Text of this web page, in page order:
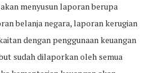
menyusun laporan berupa
belanja negara, laporan kerugian
dengan penggunaan keuangan
sudah dilaporkan oleh semua